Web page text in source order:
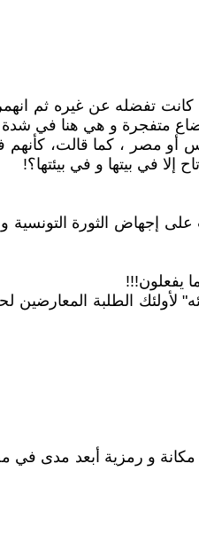
كانت تفضله عن غيره ثم
متفجرة و هي هنا في
تونس أو مصر ، كما قالت،
إلا في بيتها و في بيئتها؟!
على إجهاض الثورة
يفعلون!!!
لأولئك الطلبة المعارضين
و رمزية أبعد مدى في